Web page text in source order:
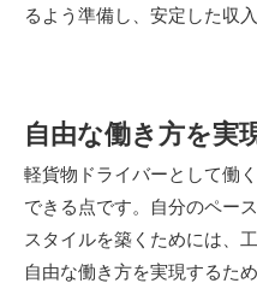
るよう準備し、安定した収
自由な働き方を実
軽貨物ドライバーとして働
できる点です。自分のペー
スタイルを築くためには、
自由な働き方を実現するた